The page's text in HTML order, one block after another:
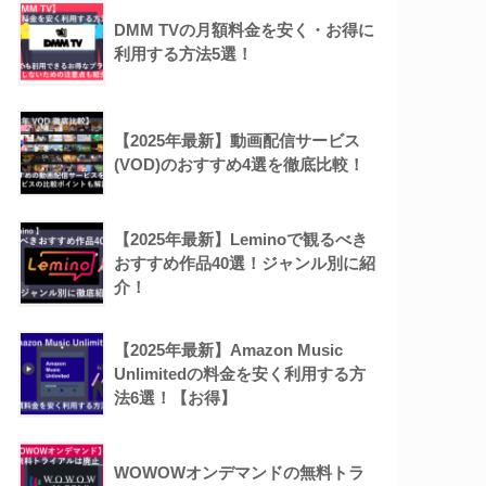
DMM TVの月額料金を安く・お得に
利用する方法5選！
【2025年最新】動画配信サービス
(VOD)のおすすめ4選を徹底比較！
【2025年最新】Leminoで観るべき
おすすめ作品40選！ジャンル別に紹
介！
【2025年最新】Amazon Music
Unlimitedの料金を安く利用する方
法6選！【お得】
WOWOWオンデマンドの無料トラ